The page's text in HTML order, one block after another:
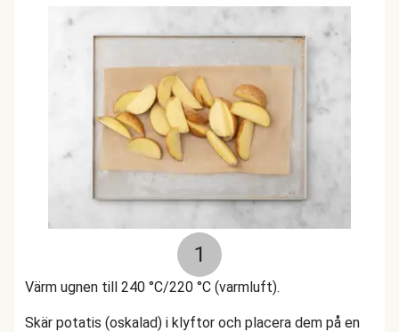
1
Värm ugnen till 240 °C/220 °C (varmluft).
Skär potatis (oskalad) i klyftor och placera dem på en